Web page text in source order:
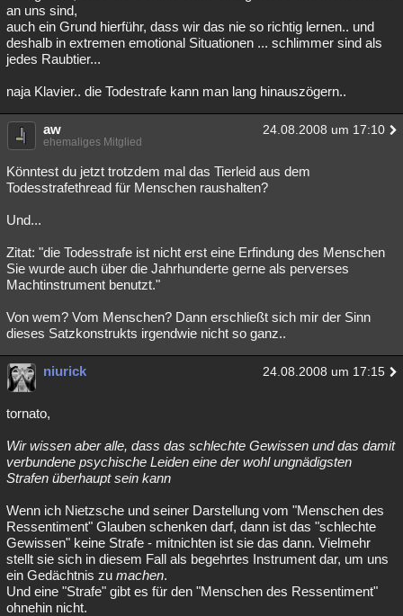
an uns sind,
auch ein Grund hierführ, dass wir das nie so richtig lernen.. und
deshalb in extremen emotional Situationen ... schlimmer sind als
jedes Raubtier...
naja Klavier.. die Todestrafe kann man lang hinauszögern..
aw 24.08.2008 um 17:10
ehemaliges Mitglied
Könntest du jetzt trotzdem mal das Tierleid aus dem
Todesstrafethread für Menschen raushalten?
Und...
Zitat: "die Todesstrafe ist nicht erst eine Erfindung des Menschen
Sie wurde auch über die Jahrhunderte gerne als perverses
Machtinstrument benutzt."
Von wem? Vom Menschen? Dann erschließt sich mir der Sinn
dieses Satzkonstrukts irgendwie nicht so ganz..
niurick 24.08.2008 um 17:15
tornato,
Wir wissen aber alle, dass das schlechte Gewissen und das damit
verbundene psychische Leiden eine der wohl ungnädigsten
Strafen überhaupt sein kann
Wenn ich Nietzsche und seiner Darstellung vom "Menschen des
Ressentiment" Glauben schenken darf, dann ist das "schlechte
Gewissen" keine Strafe - mitnichten ist sie das dann. Vielmehr
stellt sie sich in diesem Fall als begehrtes Instrument dar, um uns
ein Gedächtnis zu machen.
Und eine "Strafe" gibt es für den "Menschen des Ressentiment"
ohnehin nicht.